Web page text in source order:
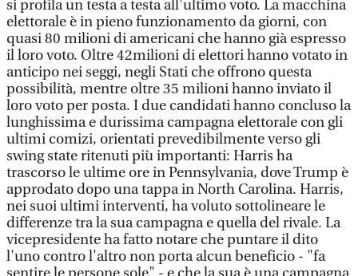
si profila un testa a testa all'ultimo voto. La macchina
elettorale è in pieno funzionamento da giorni, con
quasi 80 milioni di americani che hanno già espresso
il loro voto. Oltre 42milioni di elettori hanno votato in
anticipo nei seggi, negli Stati che offrono questa
possibilità, mentre oltre 35 milioni hanno inviato il
loro voto per posta. I due candidati hanno concluso la
lunghissima e durissima campagna elettorale con gli
ultimi comizi, orientati prevedibilmente verso gli
swing state ritenuti più importanti: Harris ha
trascorso le ultime ore in Pennsylvania, dove Trump è
approdato dopo una tappa in North Carolina. Harris,
nei suoi ultimi interventi, ha voluto sottolineare le
differenze tra la sua campagna e quella del rivale. La
vicepresidente ha fatto notare che puntare il dito
l'uno contro l'altro non porta alcun beneficio - "fa